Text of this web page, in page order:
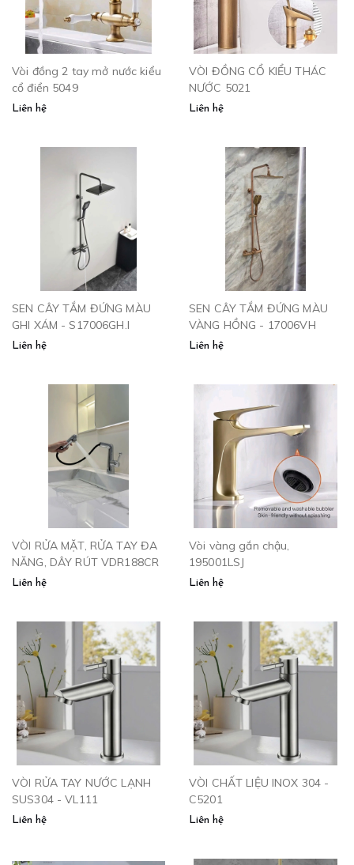
Vòi đồng 2 tay mở nước kiểu
cổ điển 5049
Liên hệ
VÒI ĐỒNG CỔ KIỂU THÁC
NƯỚC 5021
Liên hệ
SEN CÂY TẮM ĐỨNG MÀU
GHI XÁM - S17006GH.I
Liên hệ
SEN CÂY TẮM ĐỨNG MÀU
VÀNG HỒNG - 17006VH
Liên hệ
VÒI RỬA MẶT, RỬA TAY ĐA
NĂNG, DÂY RÚT VDR188CR
Liên hệ
Vòi vàng gắn chậu,
195001LSJ
Liên hệ
VÒI RỬA TAY NƯỚC LẠNH
SUS304 - VL111
Liên hệ
VÒI CHẤT LIỆU INOX 304 -
C5201
Liên hệ